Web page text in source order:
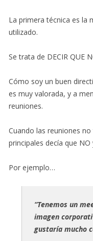
La primera técnica es la
utilizado.
Se trata de DECIR QUE
Cómo soy un buen
es muy valorada, y a
reuniones.
Cuando las reuniones
principales decía que
Por ejemplo…
“Tenemos un
imagen
gustaría mucho